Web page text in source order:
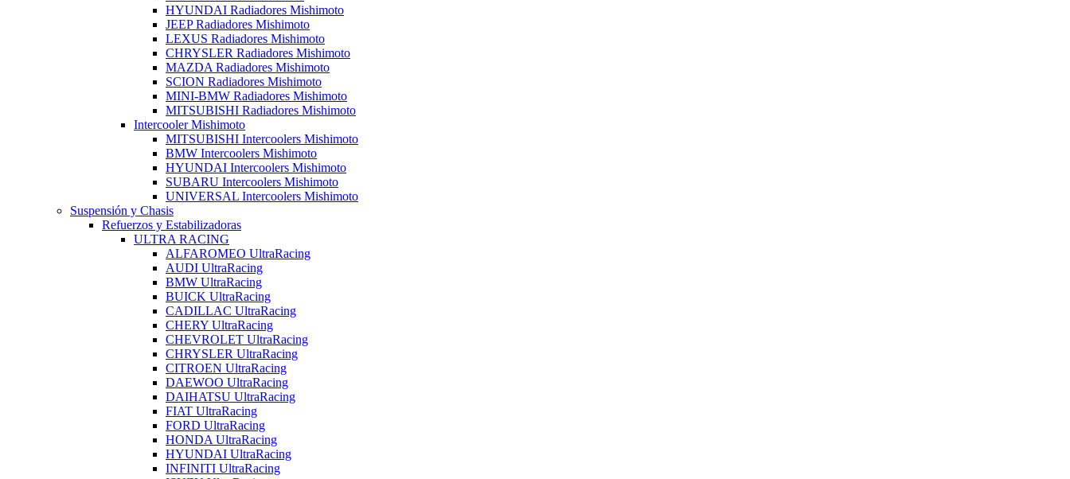
HYUNDAI Radiadores Mishimoto
JEEP Radiadores Mishimoto
LEXUS Radiadores Mishimoto
CHRYSLER Radiadores Mishimoto
MAZDA Radiadores Mishimoto
SCION Radiadores Mishimoto
MINI-BMW Radiadores Mishimoto
MITSUBISHI Radiadores Mishimoto
Intercooler Mishimoto
MITSUBISHI Intercoolers Mishimoto
BMW Intercoolers Mishimoto
HYUNDAI Intercoolers Mishimoto
SUBARU Intercoolers Mishimoto
UNIVERSAL Intercoolers Mishimoto
Suspensión y Chasis
Refuerzos y Estabilizadoras
ULTRA RACING
ALFAROMEO UltraRacing
AUDI UltraRacing
BMW UltraRacing
BUICK UltraRacing
CADILLAC UltraRacing
CHERY UltraRacing
CHEVROLET UltraRacing
CHRYSLER UltraRacing
CITROEN UltraRacing
DAEWOO UltraRacing
DAIHATSU UltraRacing
FIAT UltraRacing
FORD UltraRacing
HONDA UltraRacing
HYUNDAI UltraRacing
INFINITI UltraRacing